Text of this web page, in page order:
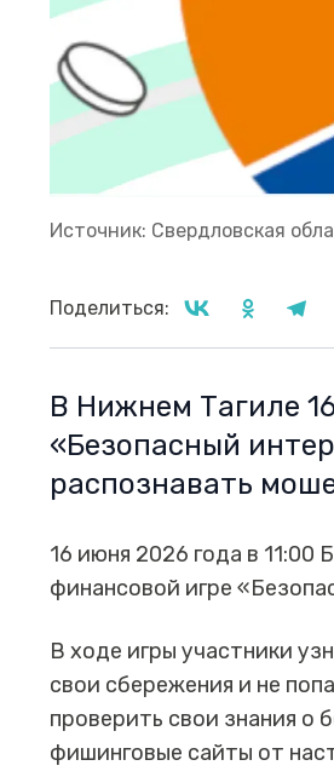
Источник: Свердловская
Поделиться:
В Нижнем Тагиле
«Безопасный
распознавать
16 июня 2026 года в
финансовой игре
В ходе игры участники
свои сбережения и не
проверить свои знания о
фишинговые сайты от